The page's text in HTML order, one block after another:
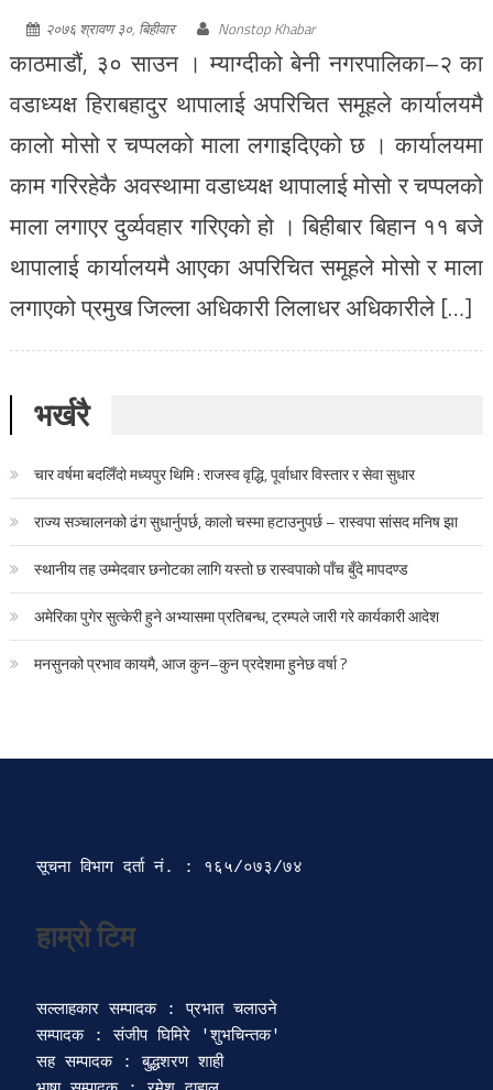
२०७६ श्रावण ३०, बिहीवार Nonstop Khabar
काठमाडौं, ३० साउन । म्याग्दीको बेनी नगरपालिका–२ का
वडाध्यक्ष हिराबहादुर थापालाई अपरिचित समूहले कार्यालयमै
कालाे मोसो र चप्पलको माला लगाइदिएको छ । कार्यालयमा
काम गरिरहेकै अवस्थामा वडाध्यक्ष थापालाई मोसो र चप्पलको
माला लगाएर दुर्व्यवहार गरिएको हो । बिहीबार बिहान ११ बजे
थापालाई कार्यालयमै आएका अपरिचित समूहले मोसो र माला
लगाएको प्रमुख जिल्ला अधिकारी लिलाधर अधिकारीले […]
भर्खरै
चार वर्षमा बदलिँदो मध्यपुर थिमि : राजस्व वृद्धि, पूर्वाधार विस्तार र सेवा सुधार
राज्य सञ्चालनको ढंग सुधार्नुपर्छ, कालो चस्मा हटाउनुपर्छ – रास्वपा सांसद मनिष झा
स्थानीय तह उम्मेदवार छनोटका लागि यस्तो छ रास्वपाको पाँच बुँदे मापदण्ड
अमेरिका पुगेर सुत्केरी हुने अभ्यासमा प्रतिबन्ध, ट्रम्पले जारी गरे कार्यकारी आदेश
मनसुनको प्रभाव कायमै, आज कुन–कुन प्रदेशमा हुनेछ वर्षा ?
सूचना विभाग दर्ता‍ नं. : १६५/०७३/७४
हाम्रो टिम
सल्लाहकार सम्पादक : प्रभात चलाउने
सम्पादक : संजीप घिमिरे 'शुभचिन्तक'
सह सम्पादक : बुद्धशरण शाही